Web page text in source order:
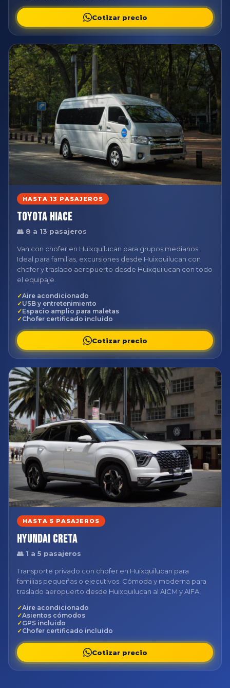
Cotizar precio
HASTA 13 PASAJEROS
Toyota Hiace
👥 8 a 13 pasajeros
Van con chofer en Huixquilucan para grupos medianos.
Ideal para familias, excursiones desde Huixquilucan con
chofer y traslado aeropuerto desde Huixquilucan con todo
el equipaje.
Aire acondicionado
USB y entretenimiento
Espacio amplio para maletas
Chofer certificado incluido
Cotizar precio
HASTA 5 PASAJEROS
Hyundai Creta
👥 1 a 5 pasajeros
Transporte privado con chofer en Huixquilucan para
familias pequeñas o ejecutivos. Cómoda y moderna para
traslado aeropuerto desde Huixquilucan al AICM y AIFA.
Aire acondicionado
Asientos cómodos
GPS incluido
Chofer certificado incluido
Cotizar precio